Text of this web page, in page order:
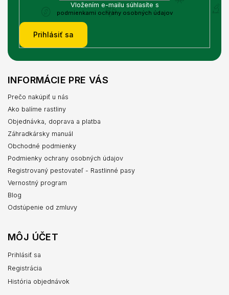
Vložením e-mailu súhlasíte s
podmienkami ochrany osobných údajov
Prihlásiť sa
INFORMÁCIE PRE VÁS
Prečo nakúpiť u nás
Ako balíme rastliny
Objednávka, doprava a platba
Záhradkársky manuál
Obchodné podmienky
Podmienky ochrany osobných údajov
Registrovaný pestovateľ - Rastlinné pasy
Vernostný program
Blog
Odstúpenie od zmluvy
MÔJ ÚČET
Prihlásiť sa
Registrácia
História objednávok